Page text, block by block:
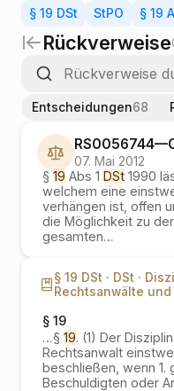
§ 19 DSt StPO § 19
Rückverweise
Entscheidungen68
RS0056744—
07. Mai 2012
§19 Abs 1 DSt 1990
welchem eine
verhängen ist, offen
die Möglichkeit zu
gesamten…
§ 19 DSt · DSt ·
Rechtsanwälte
§ 19
…§ 19. (1) Der
Rechtsanwalt
beschließen, wenn 1.
Beschuldigten oder